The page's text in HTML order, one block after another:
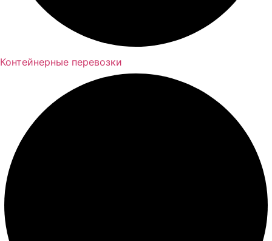
Контейнерные перевозки